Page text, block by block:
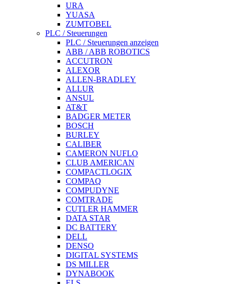
URA
YUASA
ZUMTOBEL
PLC / Steuerungen
PLC / Steuerungen anzeigen
ABB / ABB ROBOTICS
ACCUTRON
ALEXOR
ALLEN-BRADLEY
ALLUR
ANSUL
AT&T
BADGER METER
BOSCH
BURLEY
CALIBER
CAMERON NUFLO
CLUB AMERICAN
COMPACTLOGIX
COMPAQ
COMPUDYNE
COMTRADE
CUTLER HAMMER
DATA STAR
DC BATTERY
DELL
DENSO
DIGITAL SYSTEMS
DS MILLER
DYNABOOK